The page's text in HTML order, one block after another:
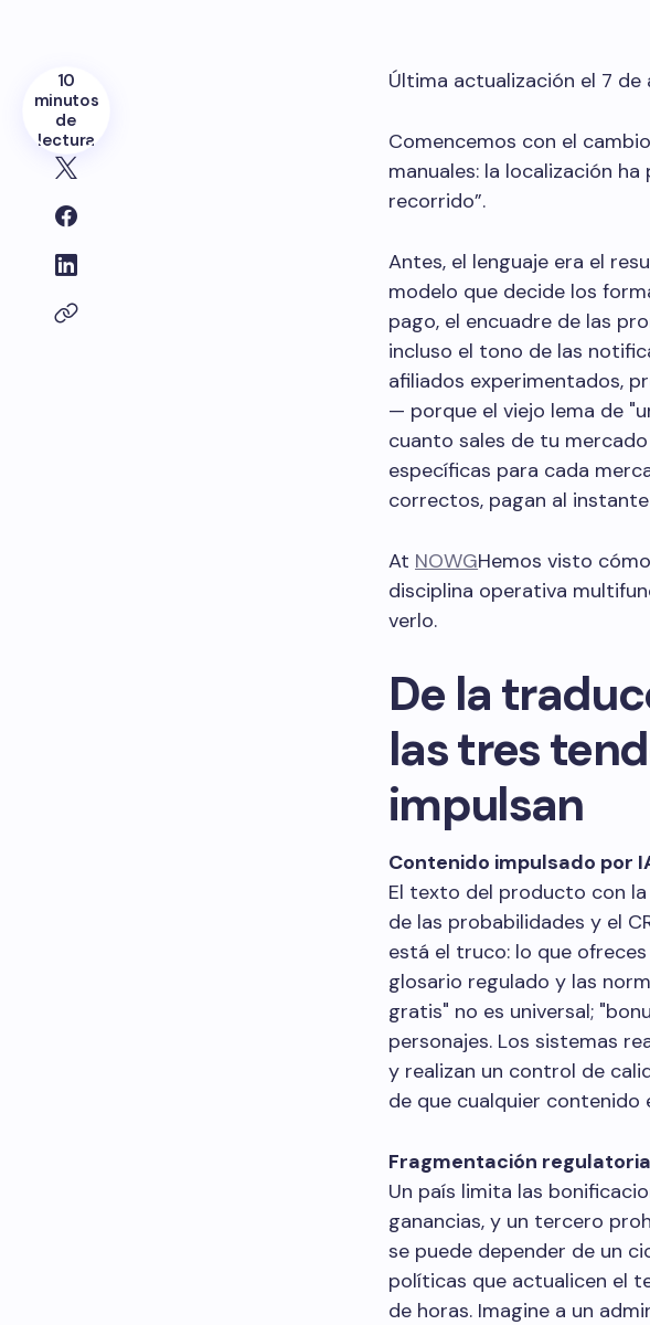
10
minutos
de
lectura
Última actualización el 7
Comencemos con el
manuales: la localización
recorrido”.
Antes, el lenguaje era el
modelo que decide los
pago, el encuadre de las
incluso el tono de las
afiliados experimentados,
— porque el viejo lema de
cuanto sales de tu
específicas para cada
correctos, pagan al
At NOWGHemos visto
disciplina operativa
verlo.
De la
las tres
impulsan
Contenido impulsado por
El texto del producto con la
de las probabilidades y el
está el truco: lo que ofreces
glosario regulado y las
gratis" no es universal;
personajes. Los sistemas
y realizan un control de
de que cualquier contenido
Fragmentación
Un país limita las
ganancias, y un tercero
se puede depender de un
políticas que actualicen el
de horas. Imagine a un